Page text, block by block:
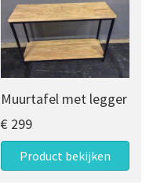
Muurtafel met legger
€ 299
Product bekijken